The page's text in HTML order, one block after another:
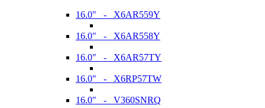
16.0" - X6AR559Y
16.0" - X6AR558Y
16.0" - X6AR57TY
16.0" - X6RP57TW
16.0" - V360SNRQ